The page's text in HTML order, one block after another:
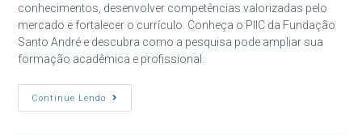
conhecimentos, desenvolver competências valorizadas pelo
mercado e fortalecer o currículo. Conheça o PIIC da Fundação
Santo André e descubra como a pesquisa pode ampliar sua
formação acadêmica e profissional.
Continue Lendo
PIIC:
Como